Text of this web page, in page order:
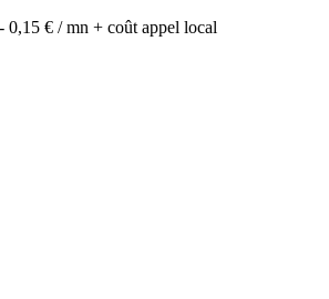
- 0,15 € / mn + coût appel local